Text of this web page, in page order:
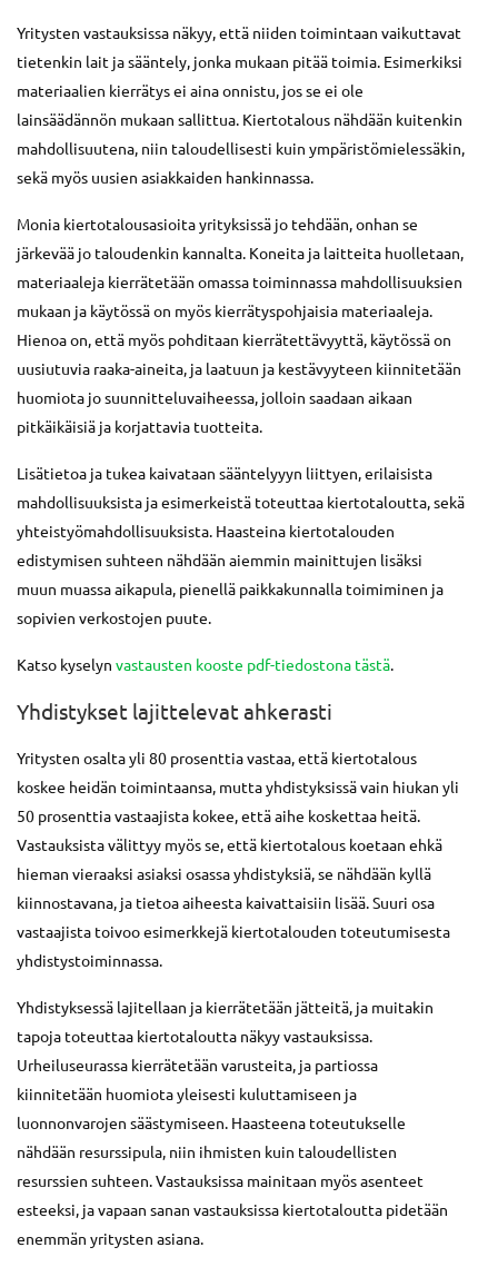
Yritysten vastauksissa näkyy, että niiden toimintaan vaikuttavat
tietenkin lait ja sääntely, jonka mukaan pitää toimia. Esimerkiksi
materiaalien kierrätys ei aina onnistu, jos se ei ole
lainsäädännön mukaan sallittua. Kiertotalous nähdään kuitenkin
mahdollisuutena, niin taloudellisesti kuin ympäristömielessäkin,
sekä myös uusien asiakkaiden hankinnassa.
Monia kiertotalousasioita yrityksissä jo tehdään, onhan se
järkevää jo taloudenkin kannalta. Koneita ja laitteita huolletaan,
materiaaleja kierrätetään omassa toiminnassa mahdollisuuksien
mukaan ja käytössä on myös kierrätyspohjaisia materiaaleja.
Hienoa on, että myös pohditaan kierrätettävyyttä, käytössä on
uusiutuvia raaka-aineita, ja laatuun ja kestävyyteen kiinnitetään
huomiota jo suunnitteluvaiheessa, jolloin saadaan aikaan
pitkäikäisiä ja korjattavia tuotteita.
Lisätietoa ja tukea kaivataan sääntelyyyn liittyen, erilaisista
mahdollisuuksista ja esimerkeistä toteuttaa kiertotaloutta, sekä
yhteistyömahdollisuuksista. Haasteina kiertotalouden
edistymisen suhteen nähdään aiemmin mainittujen lisäksi
muun muassa aikapula, pienellä paikkakunnalla toimiminen ja
sopivien verkostojen puute.
Katso kyselyn vastausten kooste pdf-tiedostona tästä.
Yhdistykset lajittelevat ahkerasti
Yritysten osalta yli 80 prosenttia vastaa, että kiertotalous
koskee heidän toimintaansa, mutta yhdistyksissä vain hiukan yli
50 prosenttia vastaajista kokee, että aihe koskettaa heitä.
Vastauksista välittyy myös se, että kiertotalous koetaan ehkä
hieman vieraaksi asiaksi osassa yhdistyksiä, se nähdään kyllä
kiinnostavana, ja tietoa aiheesta kaivattaisiin lisää. Suuri osa
vastaajista toivoo esimerkkejä kiertotalouden toteutumisesta
yhdistystoiminnassa.
Yhdistyksessä lajitellaan ja kierrätetään jätteitä, ja muitakin
tapoja toteuttaa kiertotaloutta näkyy vastauksissa.
Urheiluseurassa kierrätetään varusteita, ja partiossa
kiinnitetään huomiota yleisesti kuluttamiseen ja
luonnonvarojen säästymiseen. Haasteena toteutukselle
nähdään resurssipula, niin ihmisten kuin taloudellisten
resurssien suhteen. Vastauksissa mainitaan myös asenteet
esteeksi, ja vapaan sanan vastauksissa kiertotaloutta pidetään
enemmän yritysten asiana.